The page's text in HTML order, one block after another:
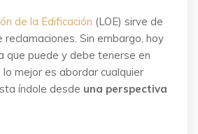
de la Edificación (LOE) sirve de
Sin embargo, hoy
que puede y debe tenerse en
mejor es abordar cualquier
índole desde una perspectiva